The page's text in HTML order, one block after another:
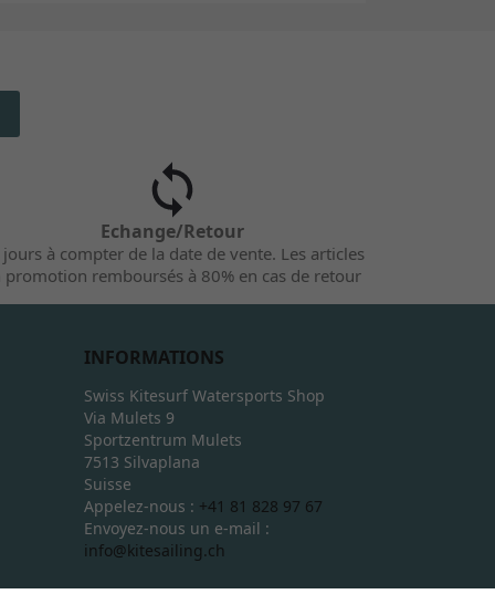
Echange/Retour
jours à compter de la date de vente. Les articles
promotion remboursés à 80% en cas de retour
INFORMATIONS
Swiss Kitesurf Watersports Shop
Via Mulets 9
Sportzentrum Mulets
7513 Silvaplana
Suisse
Appelez-nous : +41 81 828 97 67
Envoyez-nous un e-mail :
info@kitesailing.ch